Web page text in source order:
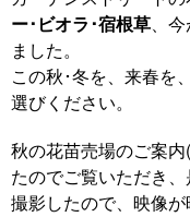
ー･ビオラ･宿根草、
ました。
この秋･冬を、来春を
選びください。
秋の花苗売場のご案
たのでご覧いただき
撮影したので、映像が